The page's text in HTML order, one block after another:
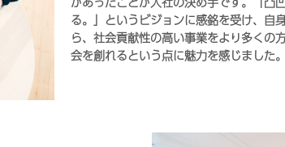
る。」というビジョンに感銘を受け、自
ら、社会貢献性の高い事業をより多くの
会を創れるという点に魅力を感じました